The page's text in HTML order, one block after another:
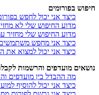
חיפוש בפורומים
כיצד אני יכול לחפש
מדוע החיפוש שלי לא
מדוע החיפוש שלי מחזיר
כיצד אני מחפש
כיצד אני יכול למצוא את
נושאים מועדפים והרשמות
מה ההבדל בין מועדפים
כיצד אני יכול להוסיף